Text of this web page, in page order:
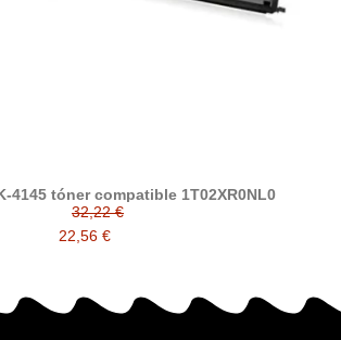
4145 tóner compatible 1T02XR0NL0
32,22 €
22,56 €